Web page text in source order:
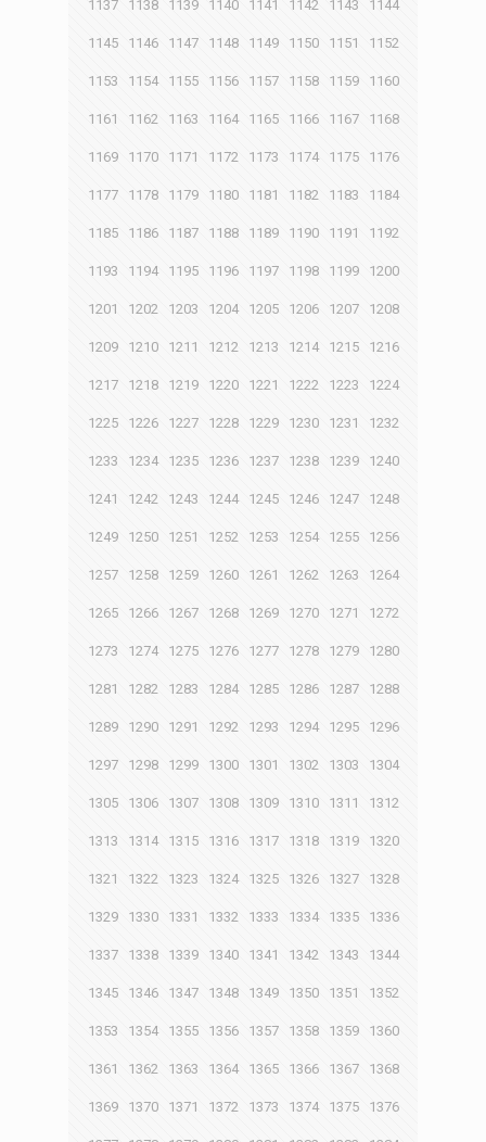
1137 1138 1139 1140 1141 1142 1143 1144
1145 1146 1147 1148 1149 1150 1151 1152
1153 1154 1155 1156 1157 1158 1159 1160
1161 1162 1163 1164 1165 1166 1167 1168
1169 1170 1171 1172 1173 1174 1175 1176
1177 1178 1179 1180 1181 1182 1183 1184
1185 1186 1187 1188 1189 1190 1191 1192
1193 1194 1195 1196 1197 1198 1199 1200
1201 1202 1203 1204 1205 1206 1207 1208
1209 1210 1211 1212 1213 1214 1215 1216
1217 1218 1219 1220 1221 1222 1223 1224
1225 1226 1227 1228 1229 1230 1231 1232
1233 1234 1235 1236 1237 1238 1239 1240
1241 1242 1243 1244 1245 1246 1247 1248
1249 1250 1251 1252 1253 1254 1255 1256
1257 1258 1259 1260 1261 1262 1263 1264
1265 1266 1267 1268 1269 1270 1271 1272
1273 1274 1275 1276 1277 1278 1279 1280
1281 1282 1283 1284 1285 1286 1287 1288
1289 1290 1291 1292 1293 1294 1295 1296
1297 1298 1299 1300 1301 1302 1303 1304
1305 1306 1307 1308 1309 1310 1311 1312
1313 1314 1315 1316 1317 1318 1319 1320
1321 1322 1323 1324 1325 1326 1327 1328
1329 1330 1331 1332 1333 1334 1335 1336
1337 1338 1339 1340 1341 1342 1343 1344
1345 1346 1347 1348 1349 1350 1351 1352
1353 1354 1355 1356 1357 1358 1359 1360
1361 1362 1363 1364 1365 1366 1367 1368
1369 1370 1371 1372 1373 1374 1375 1376